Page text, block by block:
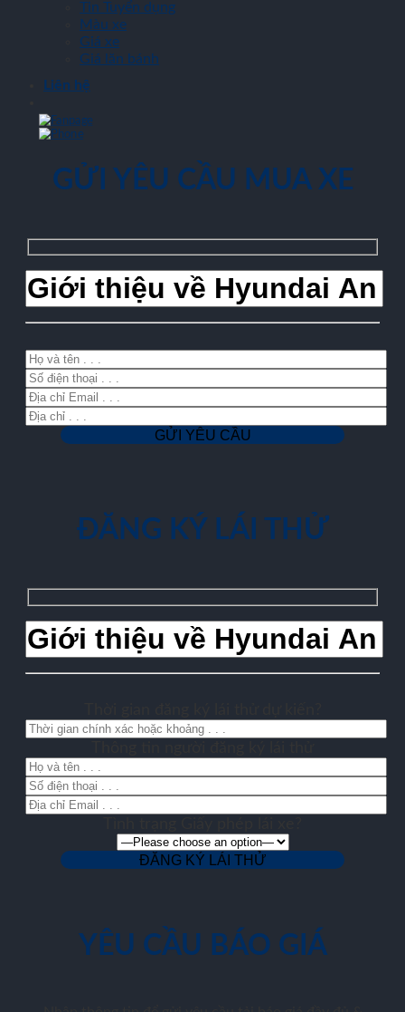
Tin Tuyển dụng
Màu xe
Giá xe
Giá lăn bánh
Liên hệ
GỬI YÊU CẦU MUA XE
ĐĂNG KÝ LÁI THỬ
YÊU CẦU BÁO GIÁ